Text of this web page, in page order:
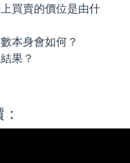
買賣的價位是由什
本身會如何？
果？